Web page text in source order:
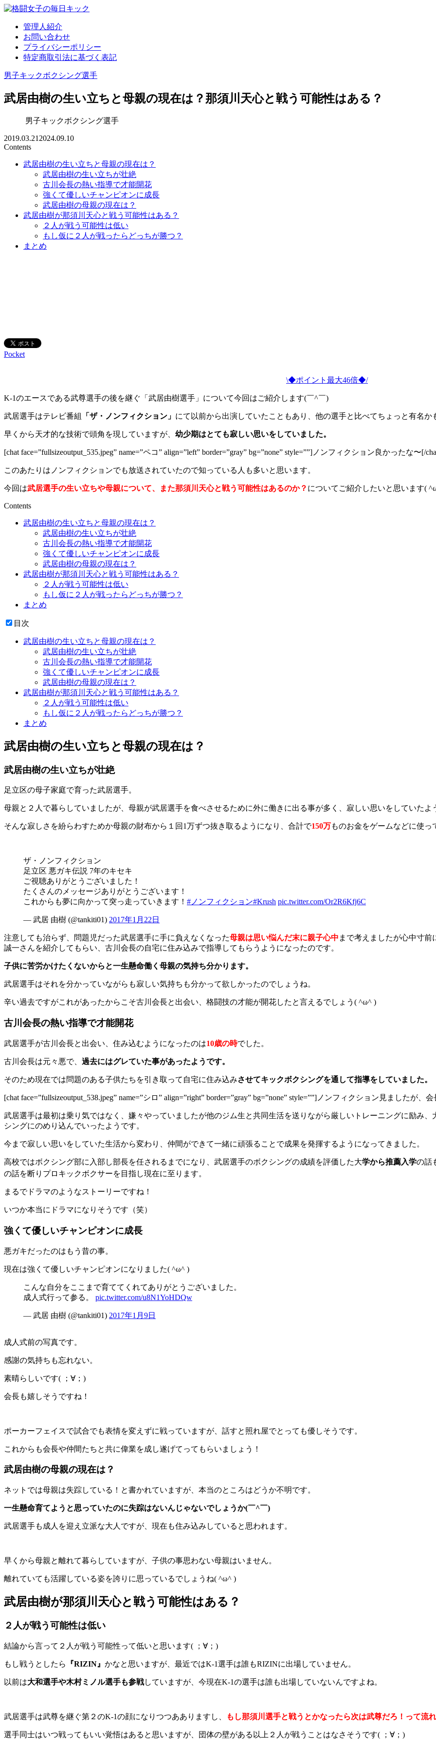
管理人紹介
お問い合わせ
プライバシーポリシー
特定商取引法に基づく表記
男子キックボクシング選手
武居由樹の生い立ちと母親の現在は？那須川天心と戦う可能性はある？
男子キックボクシング選手
2019.03.21 2024.09.10
Contents
武居由樹の生い立ちと母親の現在は？
武居由樹の生い立ちが壮絶
古川会長の熱い指導で才能開花
強くて優しいチャンピオンに成長
武居由樹の母親の現在は？
武居由樹が那須川天心と戦う可能性はある？
２人が戦う可能性は低い
もし仮に２人が戦ったらどっちが勝つ？
まとめ
Pocket
\◆ポイント最大46倍◆/
K-1のエースである武尊選手の後を継ぐ「武居由樹選手」について今回はご紹介します(￣^￣)
武居選手はテレビ番組 「ザ・ノンフィクション」 にて以前から出演していたこともあり、他の選手と比べてちょっと有名か
早くから天才的な技術で頭角を現していますが、 幼少期はとても寂しい思いをしていました。
[chat face=”fullsizeoutput_535.jpeg” name=”ペコ” align=”left” border=”gray” bg=”none” style=””]ノンフィクション良かったな〜[/
このあたりはノンフィクションでも放送されていたので知っている人も多いと思います。
今回は武居選手の生い立ちや母親について、また那須川天心と戦う可能性はあるのか？ についてご紹介したいと思います(
Contents
武居由樹の生い立ちと母親の現在は？
武居由樹の生い立ちが壮絶
古川会長の熱い指導で才能開花
強くて優しいチャンピオンに成長
武居由樹の母親の現在は？
武居由樹が那須川天心と戦う可能性はある？
２人が戦う可能性は低い
もし仮に２人が戦ったらどっちが勝つ？
まとめ
目次
武居由樹の生い立ちと母親の現在は？
武居由樹の生い立ちが壮絶
古川会長の熱い指導で才能開花
強くて優しいチャンピオンに成長
武居由樹の母親の現在は？
武居由樹が那須川天心と戦う可能性はある？
２人が戦う可能性は低い
もし仮に２人が戦ったらどっちが勝つ？
まとめ
武居由樹の生い立ちと母親の現在は？
武居由樹の生い立ちが壮絶
足立区の母子家庭で育った武居選手。
母親と２人で暮らしていましたが、母親が武居選手を食べさせるために外に働きに出る事が多く、寂しい思いをしていたよ
そんな寂しさを紛らわすためか母親の財布から１回1万ずつ抜き取るようになり、合計で150万ものお金をゲームなどに使っ
ザ・ノンフィクション
足立区 悪ガキ伝説 7年のキセキ
ご視聴ありがとうございました！
たくさんのメッセージありがとうございます！
これからも夢に向かって突っ走っていきます！ #ノンフィクション#Krush pic.twitter.com/Or2R6Kfj6C
— 武居 由樹 (@tankiti01) 2017年1月22日
注意しても治らず、問題児だった武居選手に手に負えなくなった母親は思い悩んだ末に親子心中 まで考えましたが心中寸前
誠一さんを紹介してもらい、古川会長の自宅に住み込みで指導してもらうようになったのです。
子供に苦労かけたくないからと一生懸命働く母親の気持ち分かります。
武居選手はそれを分かっていながらも寂しい気持ちも分かって欲しかったのでしょうね。
辛い過去ですがこれがあったからこそ古川会長と出会い、格闘技の才能が開花したと言えるでしょう( ^ω^ )
古川会長の熱い指導で才能開花
武居選手が古川会長と出会い、住み込むようになったのは10歳の時でした。
古川会長は元々悪で、 過去にはグレていた事があったようです。
そのため現在では問題のある子供たちを引き取って自宅に住み込みさせてキックボクシングを通して指導をしていました。
[chat face=”fullsizeoutput_538.jpeg” name=”シロ” align=”right” border=”gray” bg=”none” style=””]ノンフィクション見ましたが
武居選手は最初は乗り気ではなく、嫌々やっていましたが他のジム生と共同生活を送りながら厳しいトレーニングに励み
シングにのめり込んでいったようです。
今まで寂しい思いをしていた生活から変わり、仲間ができて一緒に頑張ることで成果を発揮するようになってきました。
高校ではボクシング部に入部し部長を任されるまでになり、武居選手のボクシングの成績を評価した大学から推薦入学の話
の話を断りプロキックボクサーを目指し現在に至ります。
まるでドラマのようなストーリーですね！
いつか本当にドラマになりそうです（笑）
強くて優しいチャンピオンに成長
悪ガキだったのはもう昔の事。
現在は強くて優しいチャンピオンになりました( ^ω^ )
こんな自分をここまで育ててくれてありがとうございました。
成人式行って参る。 pic.twitter.com/u8N1YoHDQw
— 武居 由樹 (@tankiti01) 2017年1月9日
成人式前の写真です。
感謝の気持ちも忘れない。
素晴らしいです( ；∀；)
会長も嬉しそうですね！
ポーカーフェイスで試合でも表情を変えずに戦っていますが、話すと照れ屋でとっても優しそうです。
これからも会長や仲間たちと共に偉業を成し遂げてってもらいましょう！
武居由樹の母親の現在は？
ネットでは母親は失踪している！と書かれていますが、本当のところはどうか不明です。
一生懸命育てようと思っていたのに失踪はないんじゃないでしょうか(￣^￣)
武居選手も成人を迎え立派な大人ですが、現在も住み込みしていると思われます。
早くから母親と離れて暮らしていますが、子供の事思わない母親はいません。
離れていても活躍している姿を誇りに思っているでしょうね( ^ω^ )
武居由樹が那須川天心と戦う可能性はある？
２人が戦う可能性は低い
結論から言って２人が戦う可能性って低いと思います( ；∀；)
もし戦うとしたら 『RIZIN』 かなと思いますが、最近ではK-1選手は誰もRIZINに出場していません。
以前は大和選手や木村ミノル選手も参戦していますが、今現在K-1の選手は誰も出場していないんですよね。
武居選手は武尊を継ぐ第２のK-1の顔になりつつあありますし、 もし那須川選手と戦うとかなったら次は武尊だろ！って流
選手同士はいつ戦ってもいい覚悟はあると思いますが、団体の壁がある以上２人が戦うことはなさそうです( ；∀；)